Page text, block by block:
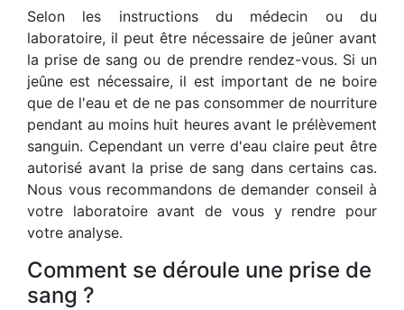
Selon les instructions du médecin ou du
laboratoire, il peut être nécessaire de jeûner avant
la prise de sang ou de prendre rendez-vous. Si un
jeûne est nécessaire, il est important de ne boire
que de l'eau et de ne pas consommer de nourriture
pendant au moins huit heures avant le prélèvement
sanguin. Cependant un verre d'eau claire peut être
autorisé avant la prise de sang dans certains cas.
Nous vous recommandons de demander conseil à
votre laboratoire avant de vous y rendre pour
votre analyse.
Comment se déroule une prise de
sang ?